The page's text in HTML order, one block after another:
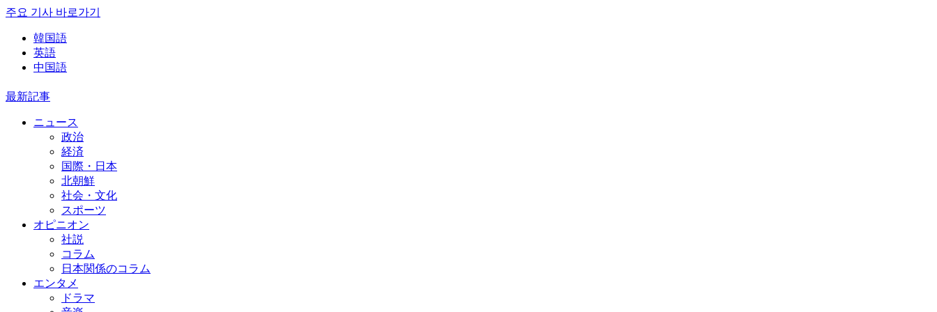
주요 기사 바로가기
韓国語
英語
中国語
最新記事
ニュース
政治
経済
国際・日本
北朝鮮
社会・文化
スポーツ
オピニオン
社説
コラム
日本関係のコラム
エンタメ
ドラマ